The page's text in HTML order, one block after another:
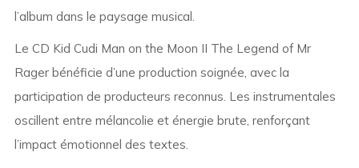
l’album dans le paysage musical.
Le CD Kid Cudi Man on the Moon II The Legend of Mr
Rager bénéficie d’une production soignée, avec la
participation de producteurs reconnus. Les instrumentales
oscillent entre mélancolie et énergie brute, renforçant
l’impact émotionnel des textes.